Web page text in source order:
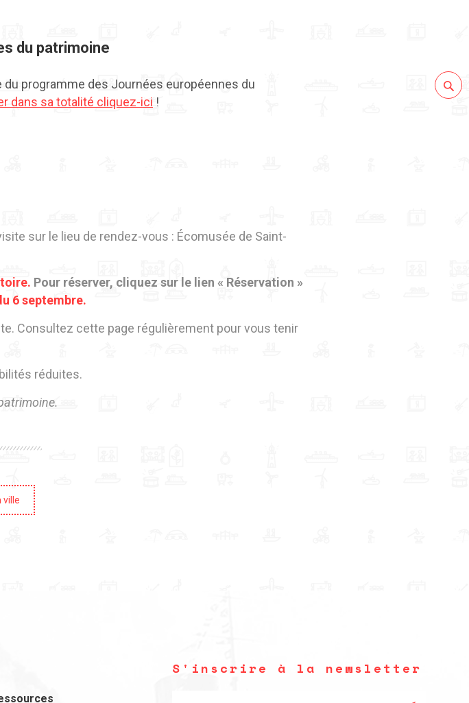
du patrimoine
programme des Journées européennes du
dans sa totalité cliquez-ici !
sur le lieu de rendez-vous : Écomusée de Saint-
Pour réserver, cliquez sur le lien « Réservation »
6 septembre.
Consultez cette page régulièrement pour vous tenir
réduites.
ville
S'inscrire à la newsletter